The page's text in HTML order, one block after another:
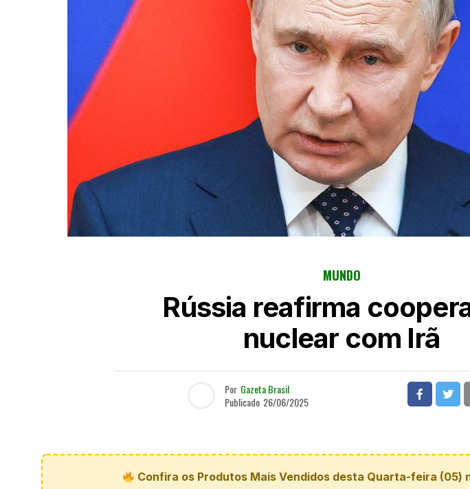
MUNDO
Rússia reafirma
nuclear com Irã
Por Gazeta Brasil
Publicado 26/06/2025
Confira os Produtos Mais Vendidos desta Quarta-feira (05)